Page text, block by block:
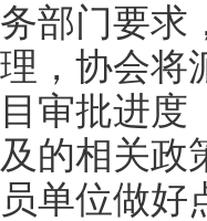
务部门要求
理，协会将
目审批进度
及的相关政
员单位做好